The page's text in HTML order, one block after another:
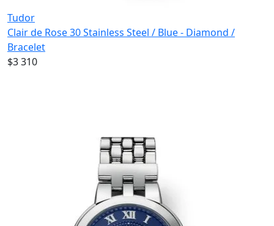
Tudor
Clair de Rose 30 Stainless Steel / Blue - Diamond /
Bracelet
$3 310